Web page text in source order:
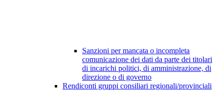
Sanzioni per mancata o incompleta
comunicazione dei dati da parte dei titolari
di incarichi politici, di amministrazione, di
direzione o di governo
Rendiconti gruppi consiliari regionali/provinciali